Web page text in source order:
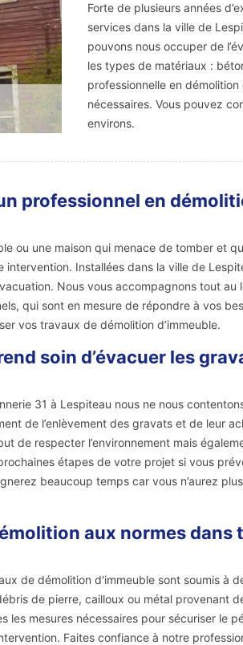
Forte de plusieurs années
services dans la ville de
pouvons nous occuper de
les types de matériaux :
professionnelle en
nécessaires. Vous pouvez
environs.
professionnel en
ou une maison qui menace de tomber et
Installées dans la ville de
Nous vous accompagnons tout
qui sont en mesure de répondre à vos
vos travaux de démolition d’immeuble.
soin d’évacuer les
31 à Lespiteau nous ne nous
de l’enlèvement des gravats et de leur
de respecter l’environnement mais
étapes de votre projet si vous
beaucoup temps car vous n’aurez
aux normes dans
de démolition d'immeuble sont soumis à
de pierre, cailloux ou métal provenant
les mesures nécessaires pour sécuriser le
Faites confiance à notre